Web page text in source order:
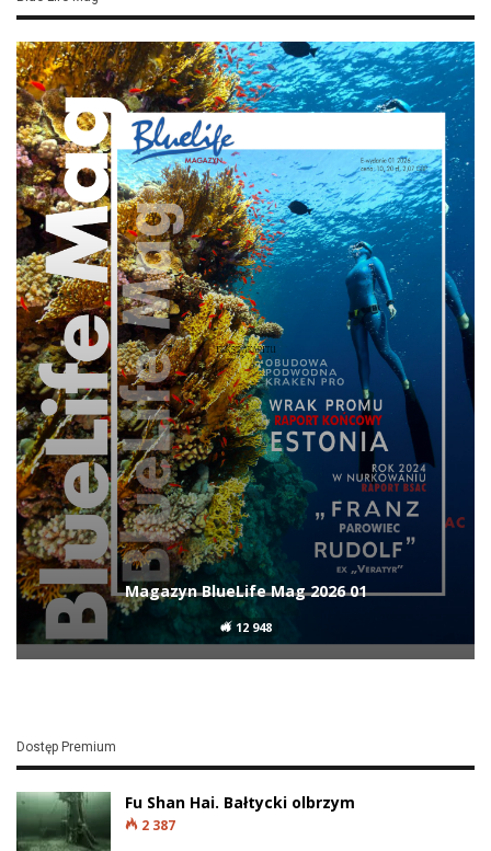
Magazyn BlueLife Mag 2026 01
12 948
Dostęp Premium
Fu Shan Hai. Bałtycki olbrzym
2 387